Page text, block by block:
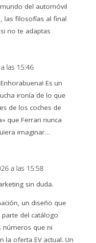
del automóvil
las filosofías al final
no te adaptas
las 15:46
Es un
ironía de lo que
de los coches de
que Ferrari nunca
imaginar…
a las 15:58
sin duda.
un diseño que
del catálogo
números que ni
la oferta EV actual. Un